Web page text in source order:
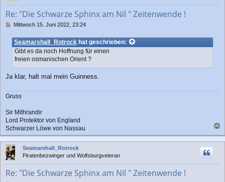
Re: "Die Schwarze Sphinx am Nil " Zeitenwende !
B
i
t
g
Mittwoch 15. Juni 2022, 23:24
Seamarshall_Rotrockhat geschrieben:
Gibt es da noch Hoffnung für einen
freien osmanischen Orient ?
Ja klar, halt mal mein Guinness.
Gruss
Sir Mithrandir
Lord Protektor von England
Schwarzer Löwe von Nassau
a
c
Seamarshall_Rotrock
Piratenbezwinger und Wolfsburgveteran
Re: "Die Schwarze Sphinx am Nil " Zeitenwende !